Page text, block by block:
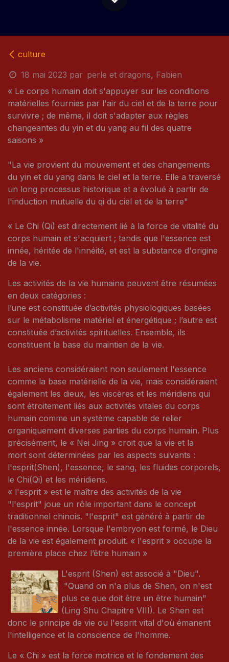
culture
18 mai 2023 par perle et dragons, Fabien
« Le corps humain doit s'appuyer sur les conditions
matérielles fournies par l'air du ciel et de la terre pour
survivre ; de même, il doit s'adapter aux règles
changeantes du yin et du yang au fil des quatre
saisons »
"La vie provient du mouvement et des changements
du yin et du yang dans le ciel et la terre. Elle a traversé
un long processus historique et a évolué à partir de
l'induction mutuelle du qi du ciel et de la terre"
« Le Chi (Qi) est directement lié à la force de vitalité du
corps humain et s'acquiert ; tandis que l'essence est
innée, héritée de l'innéité, et est la substance d'origine
de la vie.
Les activités de la vie humaine peuvent être résumées
en deux catégories :
l’une est constituée d’activités physiologiques basées
sur le métabolisme matériel et énergétique ; l’autre est
constituée d’activités spirituelles. Ensemble, ils
constituent la base du maintien de la vie.
Les anciens considéraient non seulement l'essence
comme la base matérielle de la vie, mais considéraient
également les dieux, les viscères et les méridiens qui
sont étroitement liés aux activités vitales du corps
humain comme un système capable de relier
organiquement diverses parties du corps humain. Plus
précisément, le « Nei Jing » croit que la vie et la
mort sont déterminées par les aspects suivants :
l'esprit(Shen), l'essence, le sang, les fluides corporels,
le Chi(Qi) et les méridiens.
« l'esprit » est le maître des activités de la vie
"l'esprit" joue un rôle important dans le concept
traditionnel chinois. "l'esprit" est généré à partir de
l'essence innée. Lorsque l'embryon est formé, le Dieu
de la vie est également produit. « l'esprit » occupe la
première place chez l’être humain »
L'esprit (Shen) est associé à "Dieu".
"Quand on n'a plus de Shen, on n'est
plus ce que doit être un être humain"
(Ling Shu Chapitre VIII). Le Shen est
donc le principe de vie ou l'esprit vital d'où émanent
l'intelligence et la conscience de l'homme.
Le « Chi » est la force motrice et le fondement des